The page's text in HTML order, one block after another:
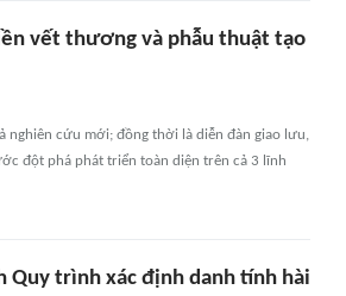
vết thương và phẫu thuật tạo
nghiên cứu mới; đồng thời là diễn đàn giao lưu,
đột phá phát triển toàn diện trên cả 3 lĩnh
Quy trình xác định danh tính hài